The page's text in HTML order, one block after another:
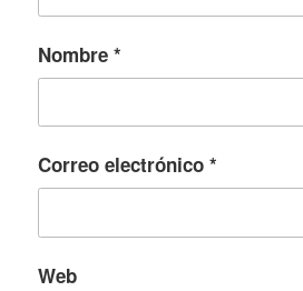
Nombre *
Correo electrónico *
Web